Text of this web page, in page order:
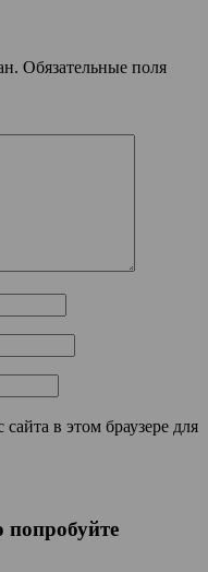
Обязательные поля
в этом браузере для